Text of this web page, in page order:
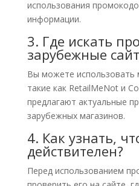
использования
информации.
3. Где искать
зарубежные
Вы можете использовать
такие как RetailMeNot и
предлагают актуальные
зарубежных магазинов.
4. Как узнать,
действителен?
Перед использованием